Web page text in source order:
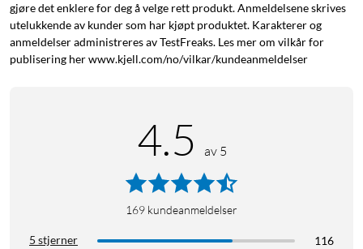
GaN-teknologien gjør at laderen måler bare 34×31×31 mm og
veier 50 g – liten nok for lommen eller reisevesken. Den jobber
dessuten effektivt med lav varmeutvikling.
Total uteffekt: 35 W (én enhet), 30 W (to enheter)
Hurtiglading: USB PD 3.0, QC 3.0, PPS
Spenning inn: 110–240 V (AC), 50/60 Hz
gjøre det enklere for deg å velge rett produkt. Anmeldelsene skrives
utelukkende av kunder som har kjøpt produktet. Karakterer og
anmeldelser administreres av TestFreaks. Les mer om vilkår for
publisering her www.kjell.com/no/vilkar/kundeanmeldelser
4.5 av 5
169 kundeanmeldelser
5 stjerner
116